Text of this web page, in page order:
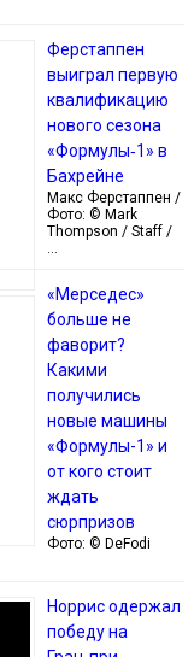
Ферстаппен
выиграл первую
квалификацию
нового сезона
«Формулы‑1» в
Бахрейне
Макс Ферстаппен /
Фото: © Mark
Thompson / Staff /
…
«Мерседес»
больше не
фаворит?
Какими
получились
новые машины
«Формулы-1» и
от кого стоит
ждать
сюрпризов
Фото: © DeFodi
Норрис одержал
победу на